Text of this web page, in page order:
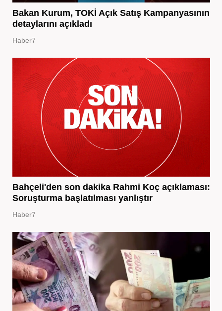
Bakan Kurum, TOKİ Açık Satış Kampanyasının
detaylarını açıkladı
Haber7
Bahçeli'den son dakika Rahmi Koç açıklaması:
Soruşturma başlatılması yanlıştır
Haber7